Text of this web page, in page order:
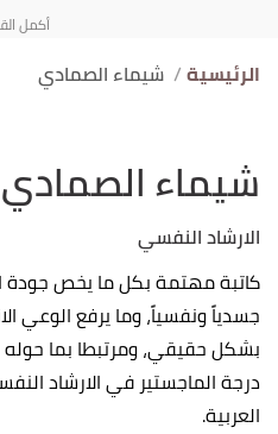
الرئيسية شيماء الصمادي
شيماء الصمادي
الارشاد النفسي
كاتبة مهتمة بكل ما يخص جودة
جسدياً ونفسياً، وما يرفع الوعي
بشكل حقيقي، ومرتبطا بما
درجة الماجستير في الارشاد
العربية.